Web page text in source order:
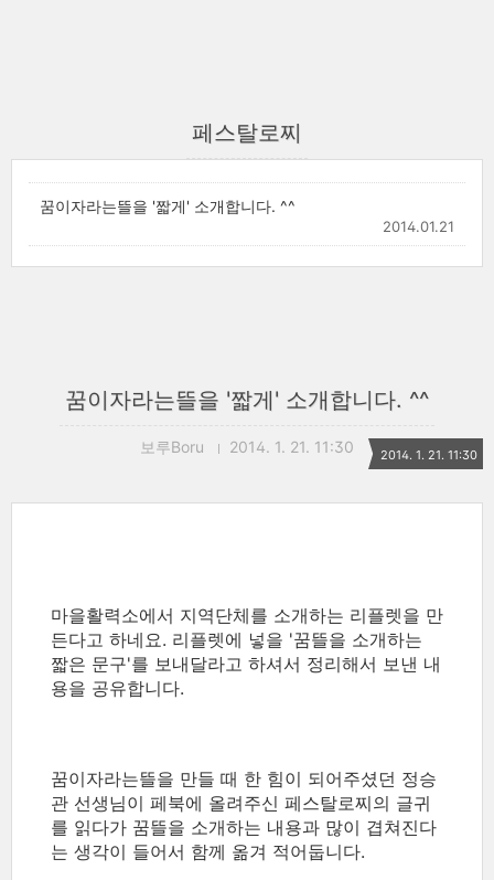
페스탈로찌
꿈이자라는뜰을 '짧게' 소개합니다. ^^
2014.01.21
꿈이자라는뜰을 '짧게' 소개합니다. ^^
보루Boru 2014. 1. 21. 11:30 2014. 1. 21. 11:30
마을활력소에서 지역단체를 소개하는 리플렛을 만
든다고 하네요. 리플렛에 넣을 '꿈뜰을 소개하는
짧은 문구'를 보내달라고 하셔서 정리해서 보낸 내
용을 공유합니다.
꿈이자라는뜰을 만들 때 한 힘이 되어주셨던 정승
관 선생님이 페북에 올려주신 페스탈로찌의 글귀
를 읽다가 꿈뜰을 소개하는 내용과 많이 겹쳐진다
는 생각이 들어서 함께 옮겨 적어둡니다.